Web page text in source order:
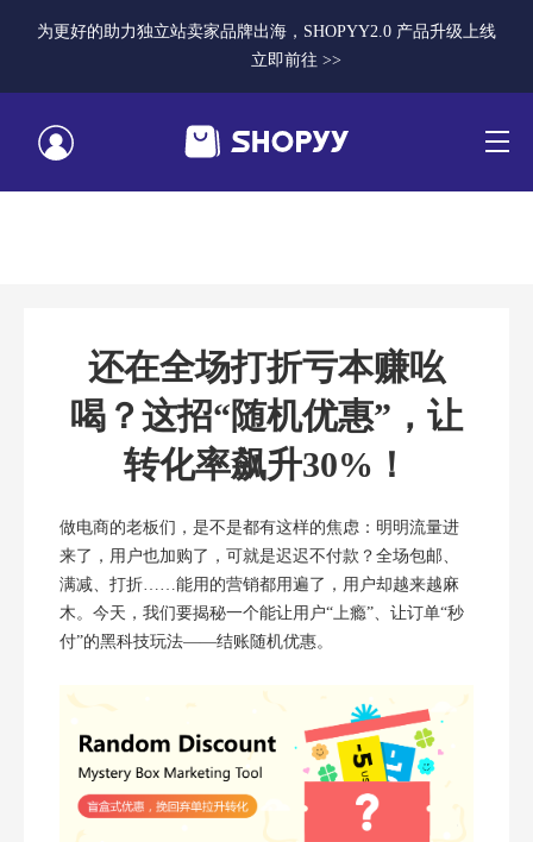
为更好的助力独立站卖家品牌出海，SHOPYY2.0 产品升级上线
立即前往 >>
还在全场打折亏本赚吆
喝？这招“随机优惠”，让
转化率飙升30%！
做电商的老板们，是不是都有这样的焦虑：明明流量进
来了，用户也加购了，可就是迟迟不付款？全场包邮、
满减、打折……能用的营销都用遍了，用户却越来越麻
木。今天，我们要揭秘一个能让用户“上瘾”、让订单“秒
付”的黑科技玩法——结账随机优惠。